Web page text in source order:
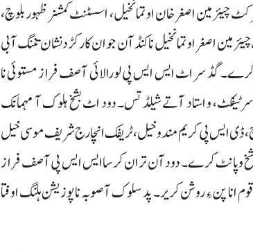
اصغرخان اوتمانخیل، اسسٹنٹ کمشنر ظہور بلوچ،
اصغر اوتمانخیل نا کنڈآن جوان کارکڑد نشان تننگ آ بی
کرے۔ گڈ سر اٹ ایس ایس پی لورالائی آصف فراز مستوئی نا
و استاد آتے شیلڈ تس۔ دود اٹ بشخ ہلوک آ مہمانک
ڈی ایس پی کریم مندوخیل، ٹریفک انچارج شریف موسی خیل
بشخ و پانٹ کرے۔ دود آن تران کرسا ایس ایس پی آصف فراز
انا پن ءِ روشن کریر۔ پد سلوک آ صوبہ نا پوزیشن ہلنگ اوفتا